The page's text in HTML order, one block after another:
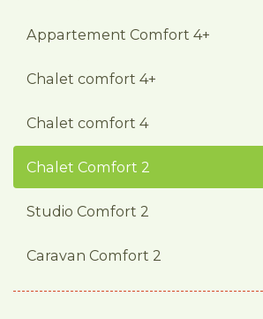
Appartement Comfort 4+
Chalet comfort 4+
Chalet comfort 4
Chalet Comfort 2
Studio Comfort 2
Caravan Comfort 2